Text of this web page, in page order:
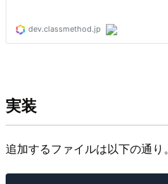
実装
追加するファイルは以下の通り。